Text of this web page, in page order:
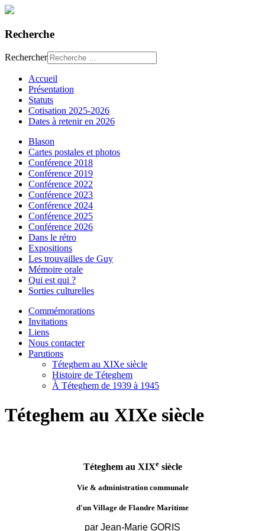
Recherche
Rechercher
Accueil
Présentation
Statuts
Cotisation 2025-2026
Dates à retenir en 2026
Blason
Cartes postales et photos
Conférence 2018
Conférence 2019
Conférence 2022
Conférence 2023
Conférence 2024
Conférence 2025
Conférence 2026
Dans le rétro
Expositions
Les trouvailles de Guy
Mémoire orale
Qui est qui ?
Sorties culturelles
Commémorations
Invitations
Liens
Nous contacter
Parutions
Téteghem au XIXe siècle
Histoire de Téteghem
À Téteghem de 1939 à 1945
Téteghem au XIXe siècle
Téteghem au XIXesiècle
Vie & administration communale
d'un Village de Flandre Maritime
par Jean-Marie GORIS